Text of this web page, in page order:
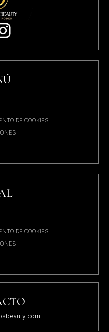
DE COOKIES
DE COOKIES